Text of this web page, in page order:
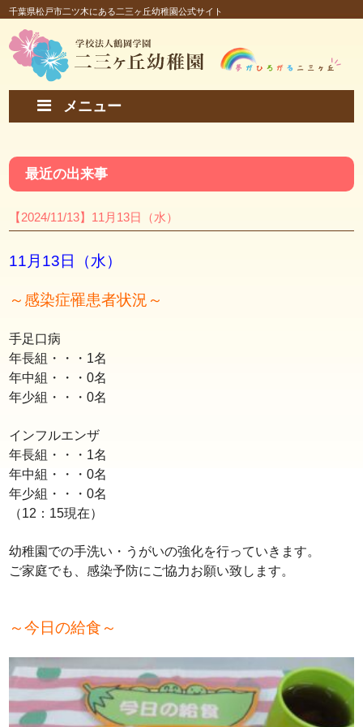
千葉県松戸市二ツ木にある二三ヶ丘幼稚園公式サイト
メニュー
最近の出来事
【2024/11/13】11月13日（水）
11月13日（水）
～ 感染症罹患者状況～
手足口病
年長組・・・1名
年中組・・・0名
年少組・・・0名
インフルエンザ
年長組・・・1名
年中組・・・0名
年少組・・・0名
（12：15現在）
幼稚園での手洗い・うがいの強化を行っていきます。
ご家庭でも、感染予防に ご協力お願い致します。
～今日の給食～